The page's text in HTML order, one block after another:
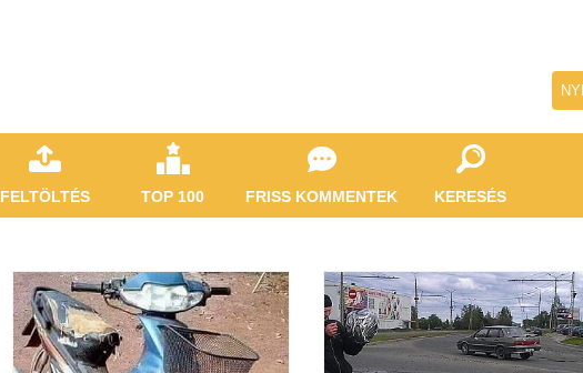
FELTÖLTÉS TOP 100 FRISS KOMMENTEK KERESÉS